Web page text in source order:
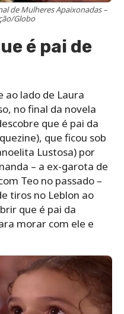
de Mulheres Apaixonadas –
Globo
é pai de
ao lado de Laura
no final da novela
que é pai da
que ficou sob
Lustosa) por
– a ex-garota de
Teo no passado –
tiros no Leblon ao
que é pai da
morar com ele e